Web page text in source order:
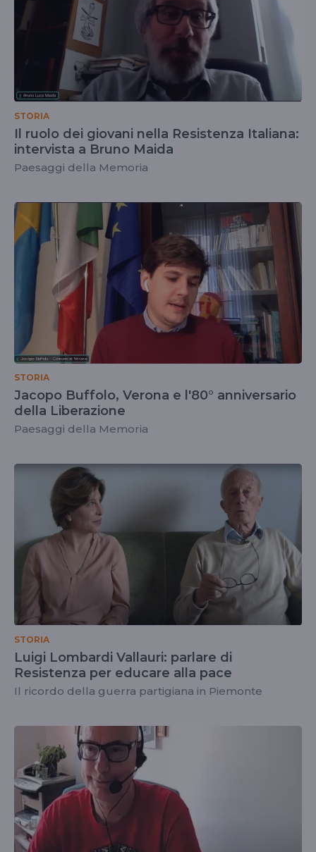
STORIA
Il ruolo dei giovani nella Resistenza Italiana:
intervista a Bruno Maida
Paesaggi della Memoria
STORIA
Jacopo Buffolo, Verona e l'80° anniversario
della Liberazione
Paesaggi della Memoria
STORIA
Luigi Lombardi Vallauri: parlare di
Resistenza per educare alla pace
Il ricordo della guerra partigiana in Piemonte